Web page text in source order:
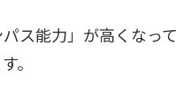
ス能力」が高くなっ
。